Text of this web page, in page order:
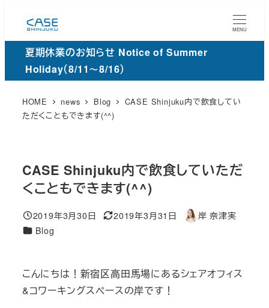
ン
MENU
夏期休業のお知らせ Notice of Summer
Holiday（8/11～8/16）
HOME news Blog
CASE Shinjuku内で飲食してい
ただくこともできます(^^)
CASE Shinjuku内で飲食していただ
くこともできます(^^)
投稿日
2019年3月30日
更
2019年3月31日
著
岸 奈津実
カ
リ
ー
Blog
こんにちは！新宿区高田馬場にあるシェアオフィス
&コワーキングスペースの岸です！